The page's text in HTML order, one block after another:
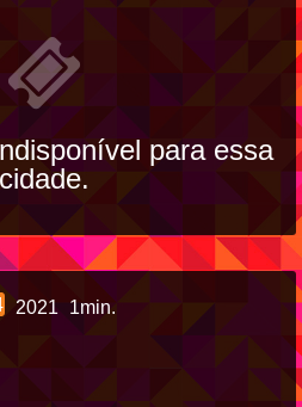
para essa
cidade.
2021 1min.